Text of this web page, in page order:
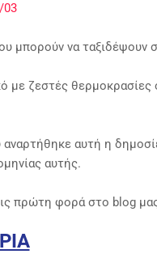
03
μπορούν να ταξιδέψουν
με ζεστές
αυτή η
αυτής.
πρώτη φορά στο blog